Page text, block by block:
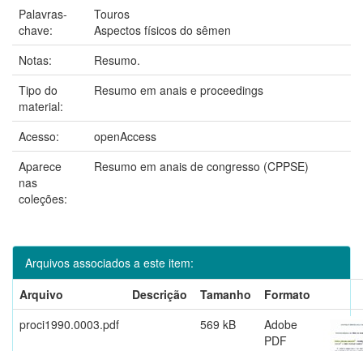
Palavras-
chave:
Touros
Aspectos físicos do sêmen
Notas:
Resumo.
Tipo do
material:
Resumo em anais e proceedings
Acesso:
openAccess
Aparece
nas
coleções:
Resumo em anais de congresso (CPPSE)
Arquivos associados a este item:
Arquivo
Descrição Tamanho
Formato
proci1990.0003.pdf
569 kB
Adobe
PDF